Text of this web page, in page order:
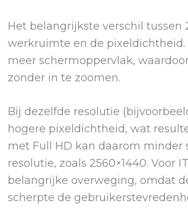
Het belangrijkste verschil
werkruimte en de
meer schermoppervlak,
zonder in te zoomen.
Bij dezelfde resolutie
hogere pixeldichtheid, wat
met Full HD kan daarom minder
resolutie, zoals 2560×1440. Voor
belangrijke overweging, omdat
scherpte de